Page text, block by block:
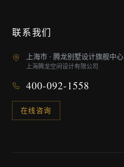
联系我们
上海市 · 腾龙别墅设计旗舰中心
上海腾龙空间设计有限公司
400-092-1558
在线咨询